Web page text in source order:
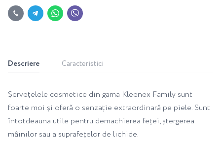
Descriere Caracteristici
Șervețelele cosmetice din gama Kleenex Family sunt
foarte moi și oferă o senzație extraordinară pe piele. Sunt
întotdeauna utile pentru demachierea feței, ștergerea
mâinilor sau a suprafețelor de lichide.